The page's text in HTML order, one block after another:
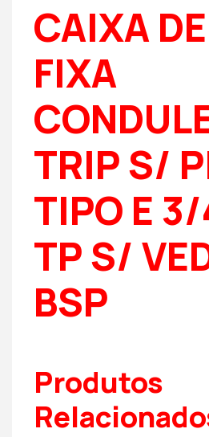
CAIXA
FIXA
TRIP S/
TIPO E
TP S/
BSP
Produtos